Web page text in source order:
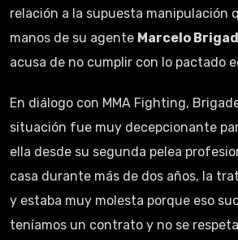
relación a la supuesta manipulación
manos de su agente Marcelo
acusa de no cumplir con lo pactado
En diálogo con MMA Fighting,
situación fue muy decepcionante
ella desde su segunda pelea
casa durante más de dos años, la
y estaba muy molesta porque eso
teníamos un contrato y no se